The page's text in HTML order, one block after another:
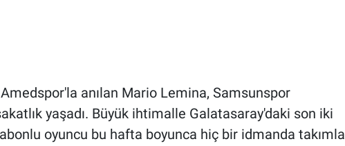
anılan Mario Lemina, Samsunspor
yaşadı. Büyük ihtimalle Galatasaray'daki son iki
oyuncu bu hafta boyunca hiç bir idmanda takımla